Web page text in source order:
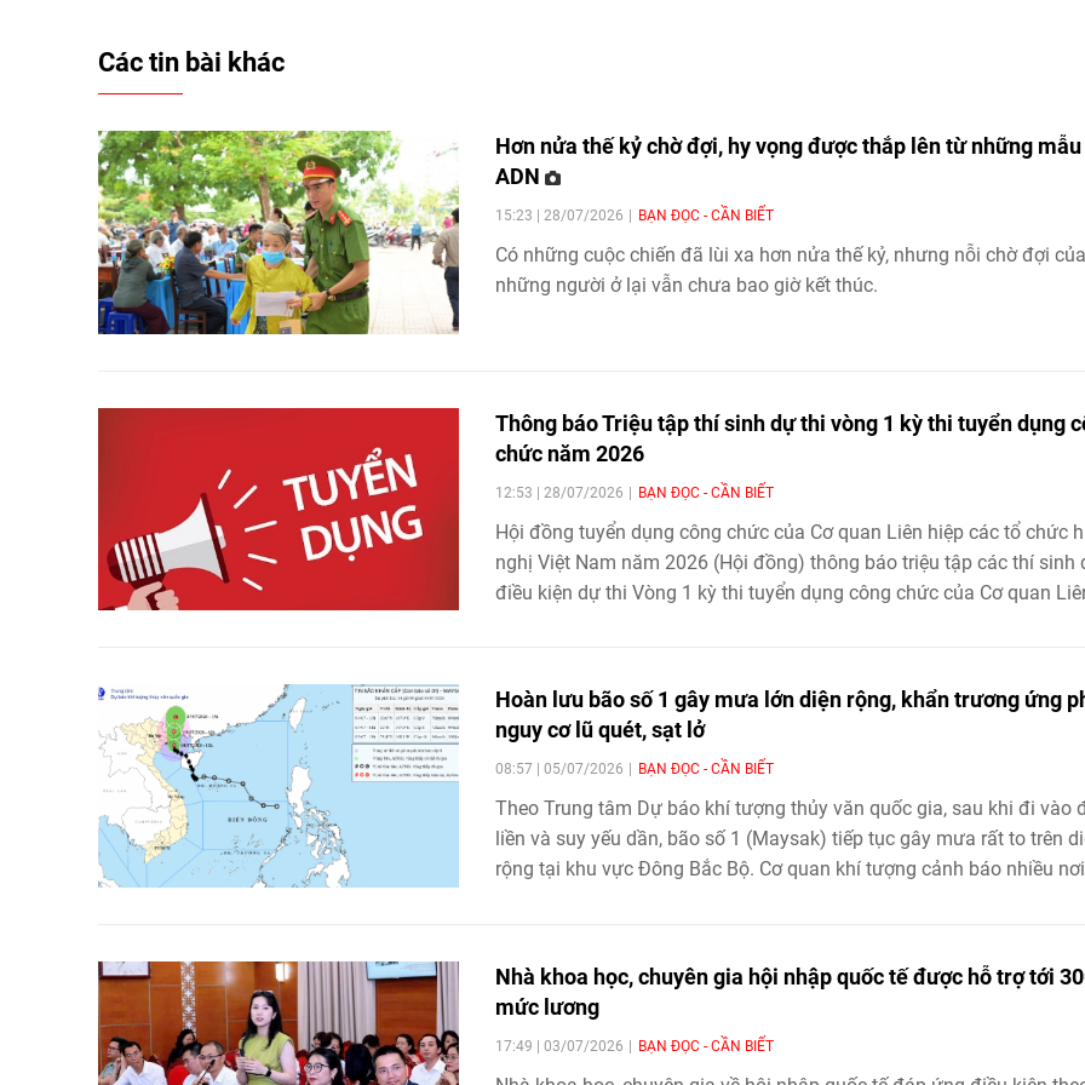
Các tin bài khác
Hơn nửa thế kỷ chờ đợi, hy vọng được thắp lên từ những mẫu
ADN
15:23 | 28/07/2026 BẠN ĐỌC - CẦN BIẾT
Có những cuộc chiến đã lùi xa hơn nửa thế kỷ, nhưng nỗi chờ đợi của
những người ở lại vẫn chưa bao giờ kết thúc.
Thông báo Triệu tập thí sinh dự thi vòng 1 kỳ thi tuyển dụng
chức năm 2026
12:53 | 28/07/2026 BẠN ĐỌC - CẦN BIẾT
Hội đồng tuyển dụng công chức của Cơ quan Liên hiệp các tổ chức
nghị Việt Nam năm 2026 (Hội đồng) thông báo triệu tập các thí sinh
điều kiện dự thi Vòng 1 kỳ thi tuyển dụng công chức của Cơ quan
Hoàn lưu bão số 1 gây mưa lớn diện rộng, khẩn trương ứng
nguy cơ lũ quét, sạt lở
08:57 | 05/07/2026 BẠN ĐỌC - CẦN BIẾT
Theo Trung tâm Dự báo khí tượng thủy văn quốc gia, sau khi đi vào
liền và suy yếu dần, bão số 1 (Maysak) tiếp tục gây mưa rất to trên
rộng tại khu vực Đông Bắc Bộ. Cơ quan khí tượng cảnh báo nhiều
Nhà khoa học, chuyên gia hội nhập quốc tế được hỗ trợ tới
mức lương
17:49 | 03/07/2026 BẠN ĐỌC - CẦN BIẾT